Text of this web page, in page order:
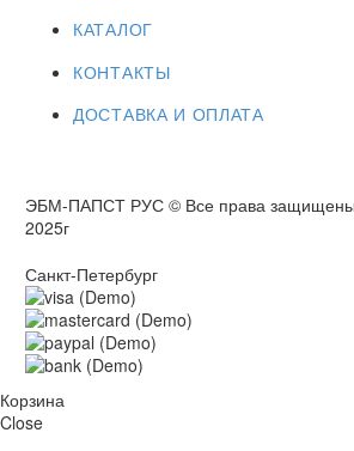
КАТАЛОГ
КОНТАКТЫ
ДОСТАВКА И ОПЛАТА
ЭБМ-ПАПСТ РУС © Все права
2025г
Санкт-Петербург
Корзина
Close